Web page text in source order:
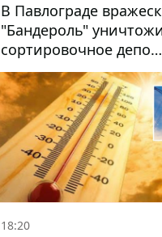
В Павлограде
"Бандероль"
сортировочное депо
"Укрпошти" и убила
работниц
18:20